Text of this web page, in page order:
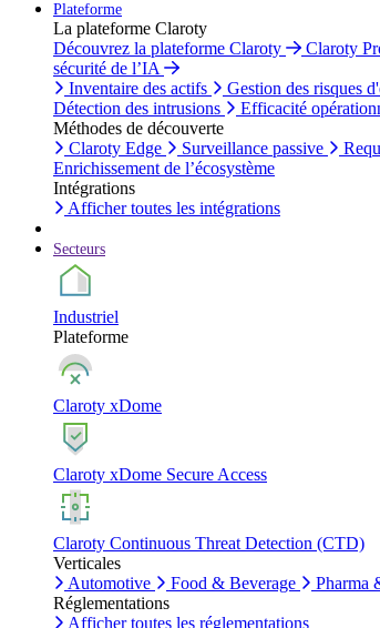
Plateforme
La plateforme Claroty
Découvrez la plateforme Claroty
Claroty
sécurité de l’IA
Inventaire des actifs
Gestion des risques
Détection des intrusions
Efficacité
Méthodes de découverte
Claroty Edge
Surveillance passive
Enrichissement de l’écosystème
Intégrations
Afficher toutes les intégrations
Secteurs
Industriel
Plateforme
Claroty xDome
Claroty xDome Secure Access
Claroty Continuous Threat Detection (CTD)
Verticales
Automotive
Food & Beverage Pharma
Réglementations
Afficher toutes les réglementations